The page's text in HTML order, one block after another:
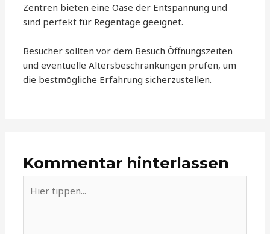
Zentren bieten eine Oase der Entspannung und
sind perfekt für Regentage geeignet.
Besucher sollten vor dem Besuch Öffnungszeiten
und eventuelle Altersbeschränkungen prüfen, um
die bestmögliche Erfahrung sicherzustellen.
Kommentar hinterlassen
tippen...